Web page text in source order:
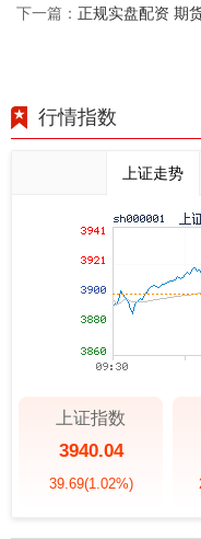
下一篇： 正规实盘配资 期
行情指数
上证走势
上证指数
3940.04
39.69(1.02%)